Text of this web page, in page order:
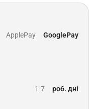
ApplePay GooglePay
1-7 роб. дні